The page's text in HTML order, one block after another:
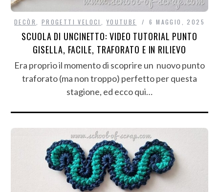
DECÒR PROGETTI VELOCI YOUTUBE 6 MAGGIO, 2025
SCUOLA DI UNCINETTO: VIDEO TUTORIAL PUNTO
GISELLA, FACILE, TRAFORATO E IN RILIEVO
Era proprio il momento di scoprire un nuovo punto
traforato (ma non troppo) perfetto per questa
stagione, ed ecco qui…